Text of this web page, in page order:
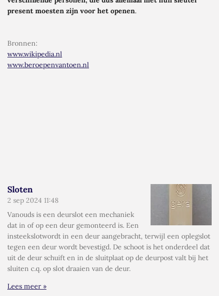
present moesten zijn voor het openen.
Bronnen:
www.wikipedia.nl
www.beroepenvantoen.nl
Sloten
2 sep 2024 11:48
Vanouds is een deurslot een mechaniek
dat in of op een deur gemonteerd is. Een
insteekslotwordt in een deur aangebracht, terwijl een oplegslot
tegen een deur wordt bevestigd. De schoot is het onderdeel dat
uit de deur schuift en in de sluitplaat op de deurpost valt bij het
sluiten c.q. op slot draaien van de deur.
Lees meer »